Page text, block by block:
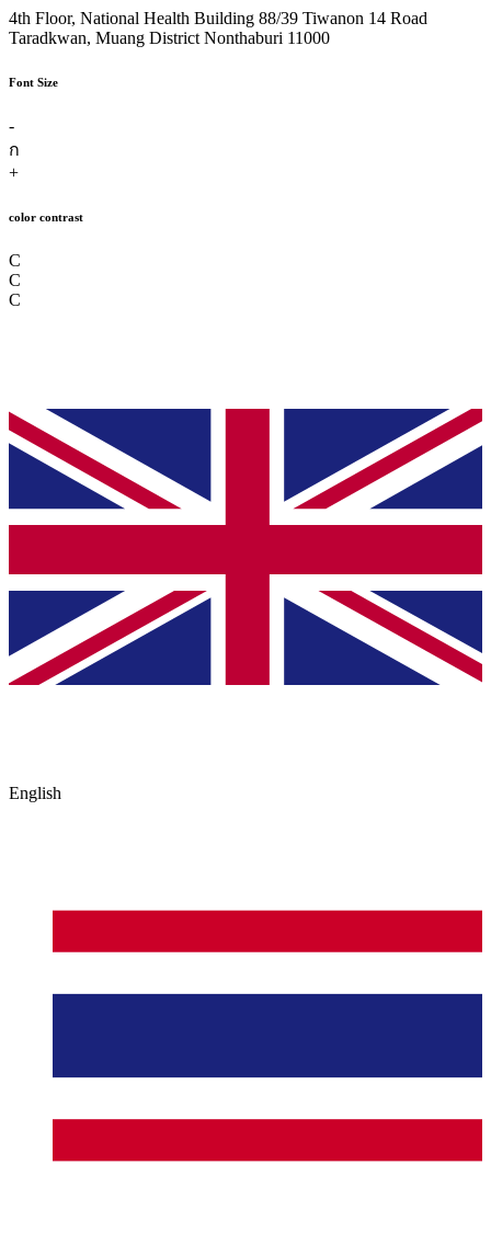
4th Floor, National Health Building 88/39 Tiwanon 14 Road
Taradkwan, Muang District Nonthaburi 11000
Font Size
-
ก
+
color contrast
C
C
C
English